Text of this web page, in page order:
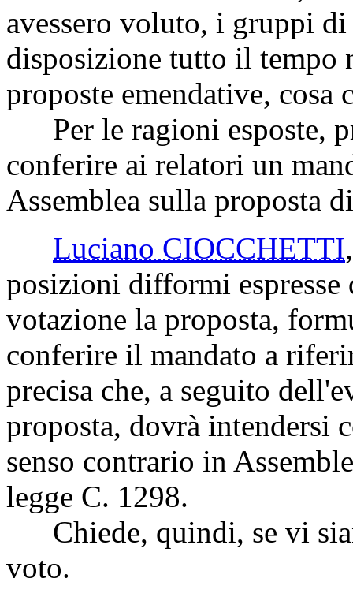
avessero voluto, i gruppi
disposizione tutto il tempo
proposte emendative,
Per le ragioni esposte,
conferire ai relatori un
Assemblea sulla proposta
Luciano CIOCCHETTI
posizioni difformi
votazione la proposta,
conferire il mandato a
precisa che, a seguito
proposta, dovrà intendersi
senso contrario in
legge C. 1298.
Chiede, quindi, se vi
voto.